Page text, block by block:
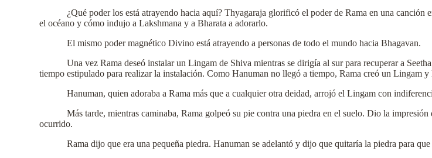
¿Qué poder los está atrayendo hacia aquí? Thyagaraja glorificó el poder de Rama en una
el océano y cómo indujo a Lakshmana y a Bharata a adorarlo.
El mismo poder magnético Divino está atrayendo a personas de todo el mundo hacia Bhagavan.
Una vez Rama deseó instalar un Lingam de Shiva mientras se dirigía al sur para recuperar a
tiempo estipulado para realizar la instalación. Como Hanuman no llegó a tiempo, Rama creó un Lingam y
Hanuman, quien adoraba a Rama más que a cualquier otra deidad, arrojó el Lingam con
Más tarde, mientras caminaba, Rama golpeó su pie contra una piedra en el suelo. Dio la
ocurrido.
Rama dijo que era una pequeña piedra. Hanuman se adelantó y dijo que quitaría la piedra para